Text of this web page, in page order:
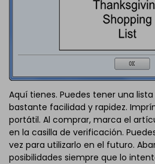
Aquí tienes. Puedes tener una
bastante facilidad y rapidez.
portátil. Al comprar, marca el
en la casilla de verificación.
vez para utilizarlo en el futuro.
posibilidades siempre que lo